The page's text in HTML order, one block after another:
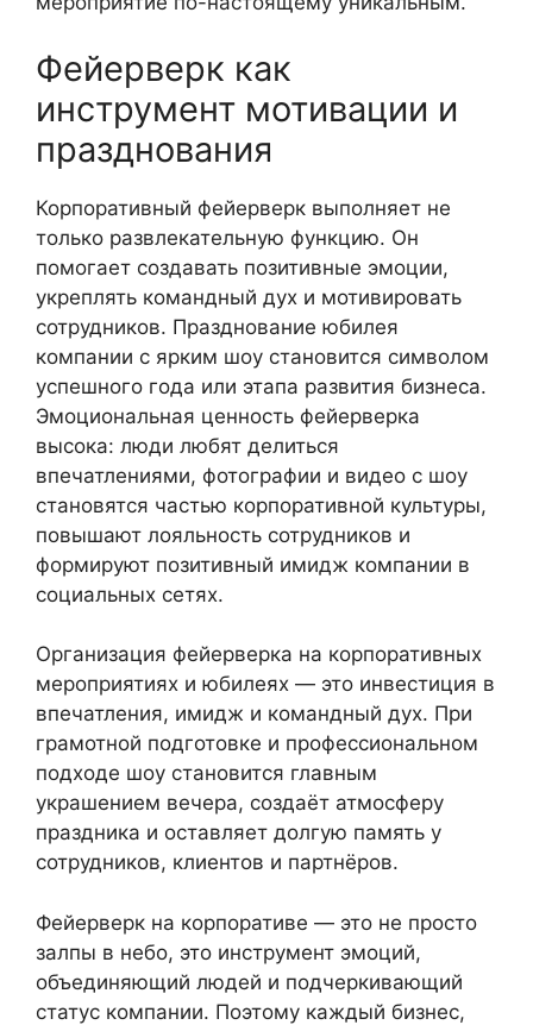
Фейерверк как
инструмент мотивации и
празднования
Корпоративный фейерверк выполняет не
только развлекательную функцию. Он
помогает создавать позитивные эмоции,
укреплять командный дух и мотивировать
сотрудников. Празднование юбилея
компании с ярким шоу становится символом
успешного года или этапа развития бизнеса.
Эмоциональная ценность фейерверка
высока: люди любят делиться
впечатлениями, фотографии и видео с шоу
становятся частью корпоративной культуры,
повышают лояльность сотрудников и
формируют позитивный имидж компании в
социальных сетях.
Организация фейерверка на корпоративных
мероприятиях и юбилеях — это инвестиция в
впечатления, имидж и командный дух. При
грамотной подготовке и профессиональном
подходе шоу становится главным
украшением вечера, создаёт атмосферу
праздника и оставляет долгую память у
сотрудников, клиентов и партнёров.
Фейерверк на корпоративе — это не просто
залпы в небо, это инструмент эмоций,
объединяющий людей и подчеркивающий
статус компании. Поэтому каждый бизнес,